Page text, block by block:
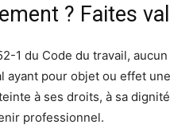
? Faites
1 du Code du travail,
ayant pour objet ou effet
à ses droits, à sa
professionnel.